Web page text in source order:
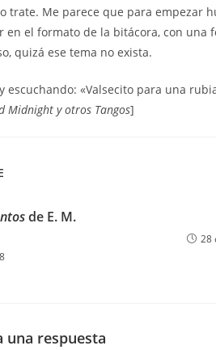
trate. Me parece que para empezar
en el formato de la bitácora, con una
quizá ese tema no exista.
escuchando: «Valsecito para una
Midnight y otros Tangos]
de E. M.
28
una respuesta